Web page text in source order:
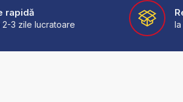
rapidă
2-3 zile lucratoare